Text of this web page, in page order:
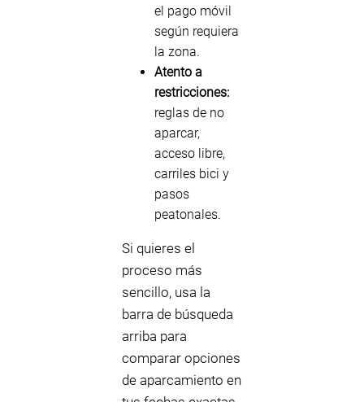
el pago móvil
según requiera
la zona.
Atento a
restricciones:
reglas de no
aparcar,
acceso libre,
carriles bici y
pasos
peatonales.
Si quieres el
proceso más
sencillo, usa la
barra de búsqueda
arriba para
comparar opciones
de aparcamiento en